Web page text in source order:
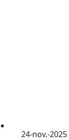
24-nov.-2025